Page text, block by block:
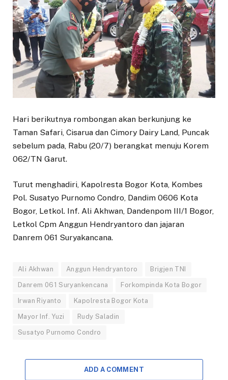
Hari berikutnya rombongan akan berkunjung ke
Taman Safari, Cisarua dan Cimory Dairy Land, Puncak
sebelum pada, Rabu (20/7) berangkat menuju Korem
062/TN Garut.
Turut menghadiri, Kapolresta Bogor Kota, Kombes
Pol. Susatyo Purnomo Condro, Dandim 0606 Kota
Bogor, Letkol. Inf. Ali Akhwan, Dandenpom III/1 Bogor,
Letkol Cpm Anggun Hendryantoro dan jajaran
Danrem 061 Suryakancana.
Ali Akhwan Anggun Hendryantoro Brigjen TNI
Danrem 061 Suryankencana Forkompinda Kota Bogor
Irwan Riyanto Kapolresta Bogor Kota
Mayor Inf. Yuzi Rudy Saladin
Susatyo Purnomo Condro
ADD A COMMENT